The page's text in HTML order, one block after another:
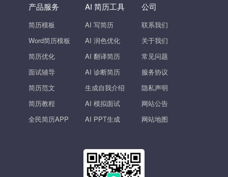
产品服务
简历模板
Word简历模板
简历优化
面试辅导
简历范文
简历教程
全民简历APP
AI 简历工具
AI 写简历
AI 润色优化
AI 翻译简历
AI 诊断简历
生成自我介绍
AI 模拟面试
AI PPT生成
公司
联系我们
关于我们
常见问题
服务协议
隐私声明
网站公告
网站地图